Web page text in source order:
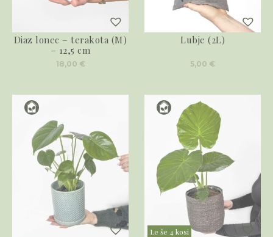
Diaz lonec – terakota (M)
– 12,5 cm
18,00 €
Lubje (2L)
5,00 €
Le še 4 kosi